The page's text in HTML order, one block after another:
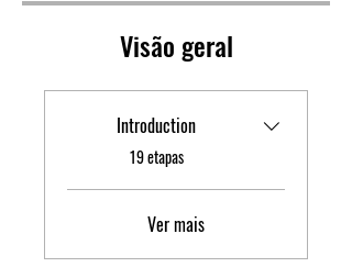
Visão geral
Introduction
.
19 etapas
Ver mais